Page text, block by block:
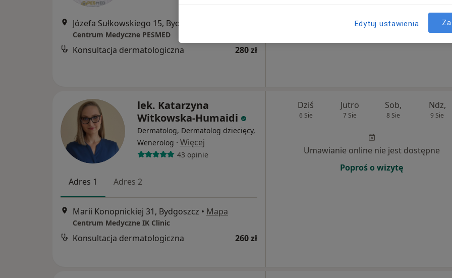
Józefa Sułkowskiego 15, Bydgoszcz
Centrum Medyczne PESMED
Konsultacja dermatologiczna 280 zł
lek. Katarzyna
Witkowska-Humaidi
Dermatolog, Dermatolog dziecięcy,
Wenerolog · Więcej
43 opinie
Adres 1 Adres 2
Marii Konopnickiej 31, Bydgoszcz • Mapa
Centrum Medyczne IK Clinic
Konsultacja dermatologiczna 260 zł
Dziś
6 Sie
Jutro
7 Sie
Sob,
8 Sie
Ndz,
9 Sie
Umawianie online nie jest dostępne
Poproś o wizytę
Edytuj ustawienia